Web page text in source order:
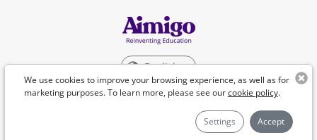
We use cookies to improve your browsing experience, as well as for
marketing purposes. To learn more, please see ourcookie policy.
Settings Accept
English
©Aimigo 2026